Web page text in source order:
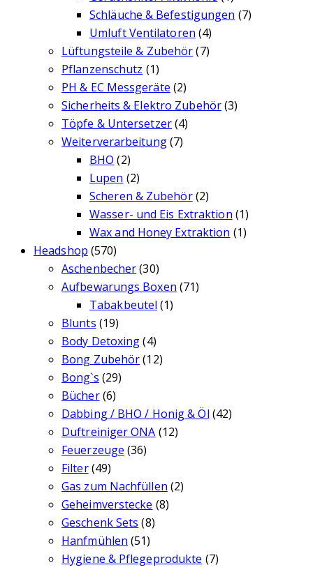
Schläuche & Befestigungen (7)
Umluft Ventilatoren (4)
Lüftungsteile & Zubehör (7)
Pflanzenschutz (1)
PH & EC Messgeräte (2)
Sicherheits & Elektro Zubehör(3)
Töpfe & Untersetzer(4)
Weiterverarbeitung(7)
BHO (2)
Lupen (2)
Scheren & Zubehör(2)
Wasser- und Eis Extraktion (1)
Wax and Honey Extraktion (1)
Headshop (570)
Aschenbecher(30)
Aufbewarungs Boxen (71)
Tabakbeutel (1)
Blunts (19)
Body Detoxing (4)
Bong Zubehör(12)
Bong`s (29)
Bücher(6)
Dabbing / BHO / Honig & Öl (42)
Duftreiniger ONA (12)
Feuerzeuge (36)
Filter(49)
Gas zum Nachfüllen (2)
Geheimverstecke (8)
Geschenk Sets (8)
Hanfmühlen (51)
Hygiene & Pflegeprodukte (7)